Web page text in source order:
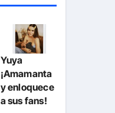
Yuya
¡Amamanta
y enloquece
a sus fans!